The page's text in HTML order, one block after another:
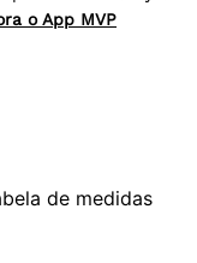
o App MVP
de medidas